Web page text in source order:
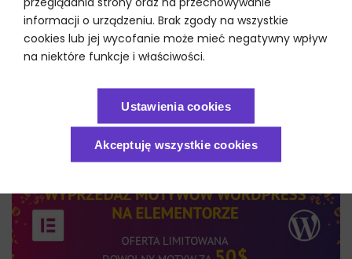
informacji o urządzeniu. Brak zgody na wszystkie
cookies lub jej wycofanie może mieć negatywny wpływ
na niektóre funkcje i właściwości.
Akceptuję wszystkie cookies
Ustawienia cookies
WordUp Silesia#14
Halo! Czy są tu jacyś pasjonaci WordPressa ze Śląska? Już
dziś popołudniu w Katowicach odbędzie się kolejny WordUp.